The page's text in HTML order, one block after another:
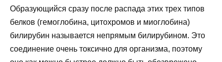
Образующийся сразу после распада этих трех типов
белков (гемоглобина, цитохромов и миоглобина)
билирубин называется непрямым билирубином. Это
соединение очень токсично для организма, поэтому